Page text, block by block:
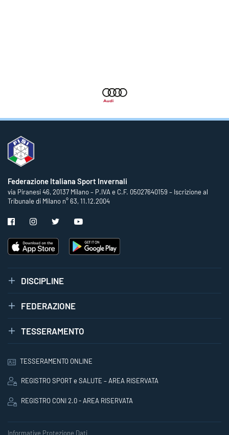
Federazione Italiana Sport Invernali
via Piranesi 46, 20137 Milano – P.IVA e C.F. 05027640159 – Iscrizione al
Tribunale di Milano n° 63, 11.12.2004
DISCIPLINE
FEDERAZIONE
TESSERAMENTO
TESSERAMENTO ONLINE
REGISTRO SPORT e SALUTE – AREA RISERVATA
REGISTRO CONI 2.0 - AREA RISERVATA
Informative Protezione Dati